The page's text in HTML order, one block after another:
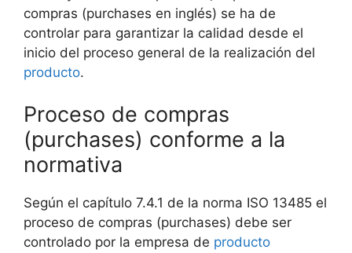
compras (purchases en inglés) se ha de
controlar para garantizar la calidad desde el
inicio del proceso general de la realización del
producto.
Proceso de compras
(purchases) conforme a la
normativa
Según el capítulo 7.4.1 de la norma ISO 13485 el
proceso de compras (purchases) debe ser
controlado por la empresa de producto